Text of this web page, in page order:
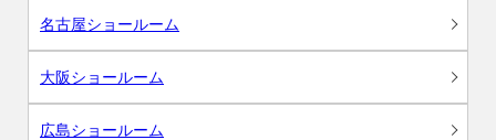
名古屋ショールーム
大阪ショールーム
広島ショールーム